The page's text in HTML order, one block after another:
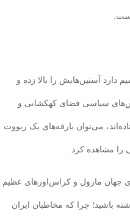
آستین‌هایش را بالا زده و
سیاسی فضای کهکشانی و
می‌توان بارقه‌های یک ربووت
کرد.
مارول و کراس‌اورهای عظیم
چرا که مخاطبان ایران